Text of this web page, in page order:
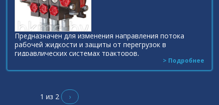
Предназначен для изменения направления потока
рабочей жидкости и защиты от перегрузок в
гидравлических системах тракторов,
сельскохозяйственных, строительных, коммунальных
машин, дорожных машин и
> Подробнее
1 из 2 ›